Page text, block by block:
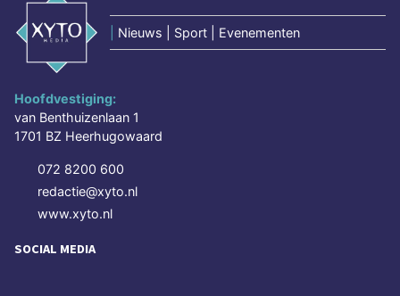
Nieuws | Sport | Evenementen
Hoofdvestiging:
van Benthuizenlaan 1
1701 BZ Heerhugowaard
072 8200 600
redactie@xyto.nl
www.xyto.nl
SOCIAL MEDIA